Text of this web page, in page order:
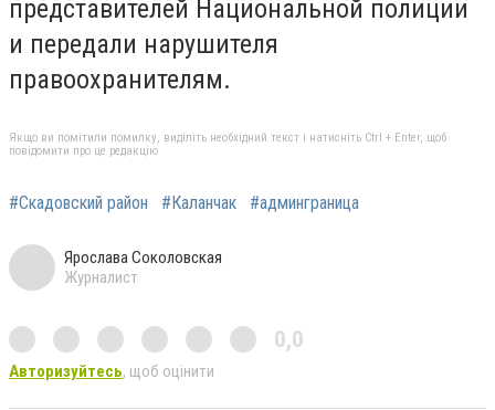
представителей Национальной полиции
и передали нарушителя
правоохранителям.
Якщо ви помітили помилку, виділіть необхідний текст і натисніть Ctrl + Enter, щоб
повідомити про це редакцію
#Скадовский район #Каланчак #админграница
Ярослава Соколовская
Журналист
0,0
Авторизуйтесь, щоб оцінити